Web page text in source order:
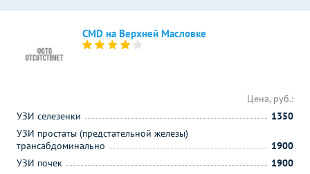
CMD на Верхней Масловке
Цена, руб.:
УЗИ селезенки
1350
УЗИ простаты (предстательной железы)
трансабдоминально
1900
УЗИ почек
1900